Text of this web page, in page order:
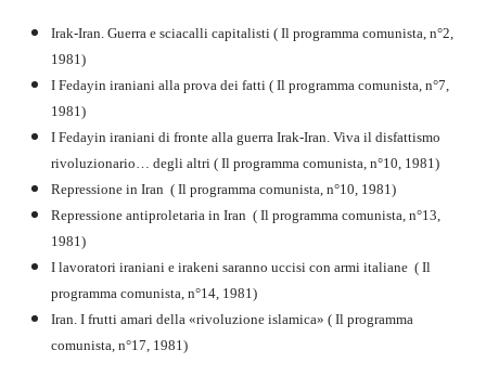
Irak-Iran. Guerra e sciacalli capitalisti ( Il programma comunista, n°2,
1981)
I Fedayin iraniani alla prova dei fatti ( Il programma comunista, n°7,
1981)
I Fedayin iraniani di fronte alla guerra Irak-Iran. Viva il disfattismo
rivoluzionario… degli altri ( Il programma comunista, n°10, 1981)
Repressione in Iran ( Il programma comunista, n°10, 1981)
Repressione antiproletaria in Iran ( Il programma comunista, n°13,
1981)
I lavoratori iraniani e irakeni saranno uccisi con armi italiane ( Il
programma comunista, n°14, 1981)
Iran. I frutti amari della «rivoluzione islamica» ( Il programma
comunista, n°17, 1981)